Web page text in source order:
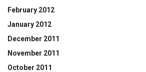
February 2012
January 2012
December 2011
November 2011
October 2011